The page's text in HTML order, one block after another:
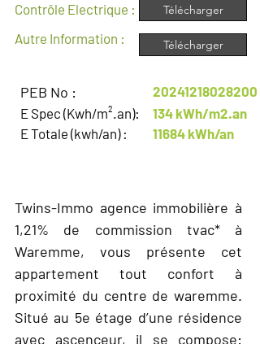
Contrôle Electrique : Télécharger
Autre Information : Télécharger
PEB No :
20241218028200
E Spec (Kwh/m².an):
134 kWh/m2.an
E Totale (kwh/an) :
11684 kWh/an
Twins-Immo agence immobilière à
1,21% de commission tvac* à
Waremme, vous présente cet
appartement tout confort à
proximité du centre de waremme.
Situé au 5e étage d’une résidence
avec ascenceur, il se compose: